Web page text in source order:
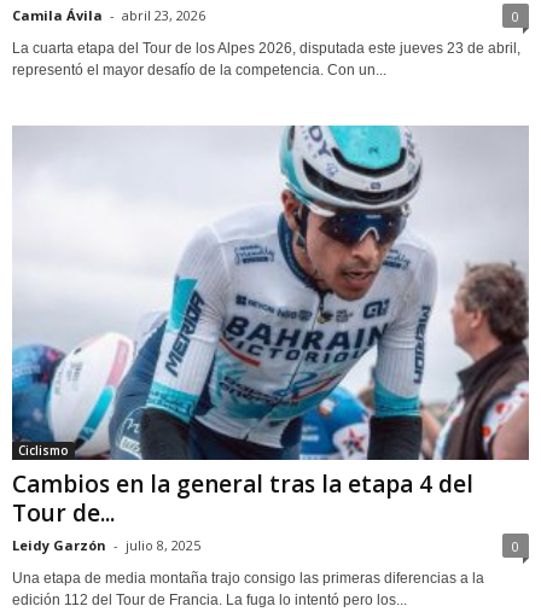
Camila Ávila - abril 23, 2026 0
La cuarta etapa del Tour de los Alpes 2026, disputada este jueves 23 de abril,
representó el mayor desafío de la competencia. Con un...
Ciclismo
Cambios en la general tras la etapa 4 del
Tour de...
Leidy Garzón - julio 8, 2025 0
Una etapa de media montaña trajo consigo las primeras diferencias a la
edición 112 del Tour de Francia. La fuga lo intentó pero los...